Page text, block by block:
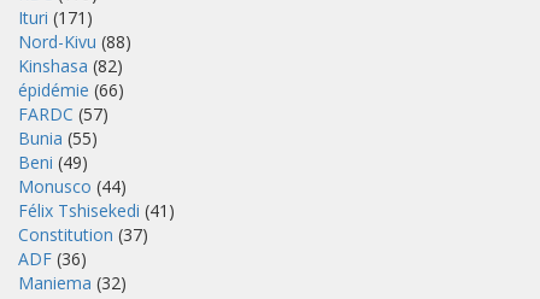
Ituri (171)
Nord-Kivu (88)
Kinshasa (82)
épidémie (66)
FARDC (57)
Bunia (55)
Beni (49)
Monusco (44)
Félix Tshisekedi (41)
Constitution (37)
ADF (36)
Maniema (32)